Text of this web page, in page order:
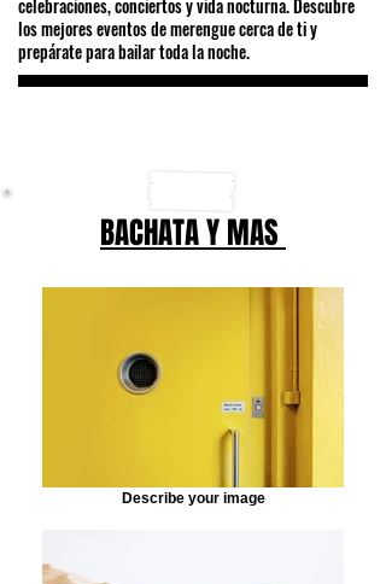
celebraciones, conciertos y vida nocturna. Descubre
los mejores eventos de merengue cerca de ti y
prepárate para bailar toda la noche.
BACHATA Y MAS
Describe your image